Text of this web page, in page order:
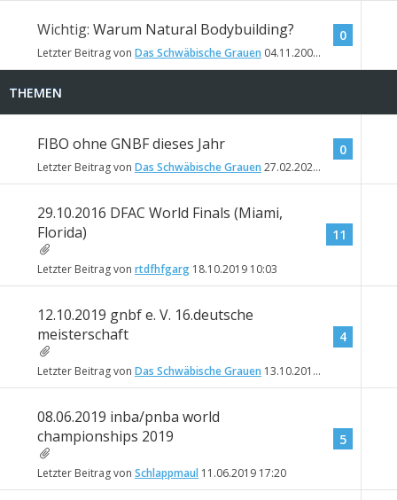
Wichtig: Warum Natural Bodybuilding?
Letzter Beitrag von Das Schwäbische Grauen 04.11.2009
0
THEMEN
FIBO ohne GNBF dieses Jahr
Letzter Beitrag von Das Schwäbische Grauen 27.02.2020
0
29.10.2016 DFAC World Finals (Miami,
Florida)
Letzter Beitrag von rtdfhfgarg 18.10.2019 10:03
11
12.10.2019 gnbf e. V. 16.deutsche
meisterschaft
Letzter Beitrag von Das Schwäbische Grauen 13.10.2019
4
08.06.2019 inba/pnba world
championships 2019
Letzter Beitrag von Schlappmaul 11.06.2019 17:20
5